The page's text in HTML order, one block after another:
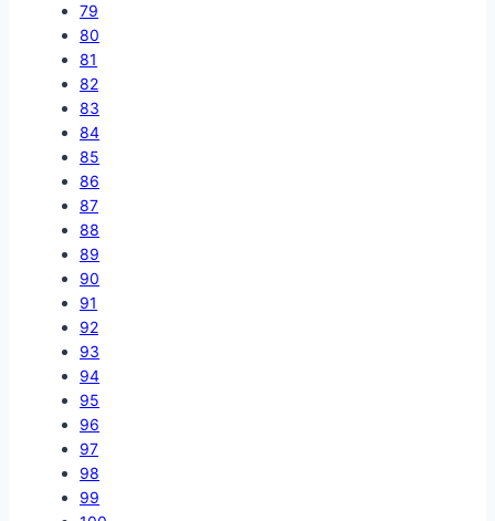
79
80
81
82
83
84
85
86
87
88
89
90
91
92
93
94
95
96
97
98
99